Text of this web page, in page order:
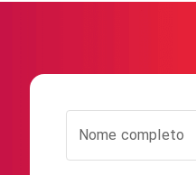
Nome completo